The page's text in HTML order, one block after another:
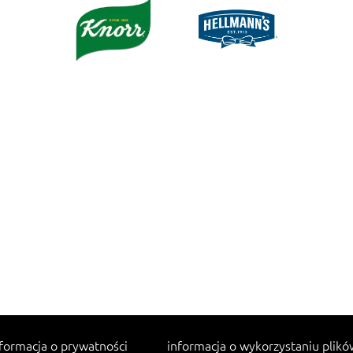
o prywatności informacja o wykorzystaniu